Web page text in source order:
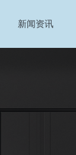
新闻资讯